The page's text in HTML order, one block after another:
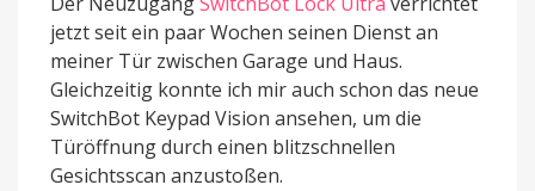
jetzt seit ein paar Wochen seinen Dienst an
meiner Tür zwischen Garage und Haus.
Gleichzeitig konnte ich mir auch schon das neue
SwitchBot Keypad Vision ansehen, um die
Türöffnung durch einen blitzschnellen
Gesichtsscan anzustoßen.